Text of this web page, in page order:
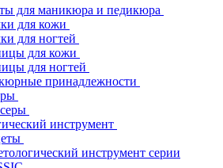
для маникюра и педикюра
для кожи
для ногтей
для кожи
для ногтей
принадлежности
инструмент
инструмент серии